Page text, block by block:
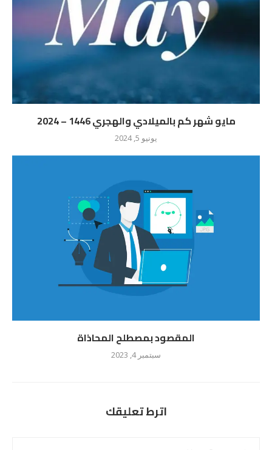
مايو شهر كم بالميلادي والهجري 1446 – 2024
يونيو 5, 2024
المقصود بمصطلح المحاذاة
سبتمبر 4, 2023
اترط تعليقك